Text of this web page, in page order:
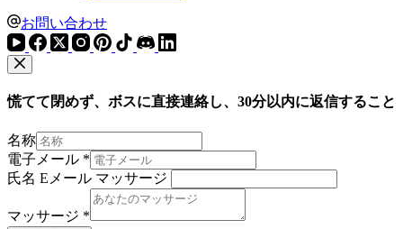
お問い合わせ
慌てて閉めず、ボスに直接連絡し、30分以内に返信すること
名称
電子メール *
氏名 Eメール マッサージ
マッサージ *